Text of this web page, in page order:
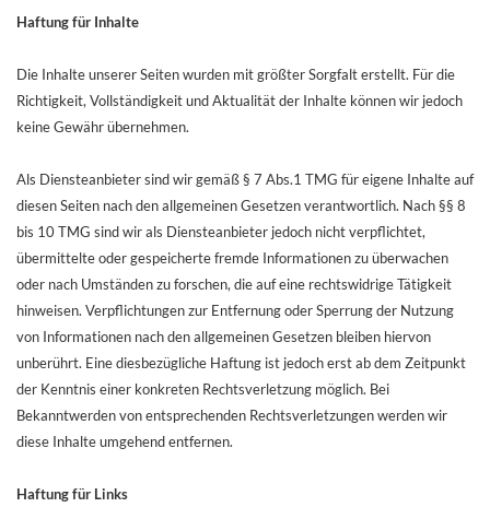
Haftung für Inhalte
Die Inhalte unserer Seiten wurden mit größter Sorgfalt erstellt. Für die
Richtigkeit, Vollständigkeit und Aktualität der Inhalte können wir jedoch
keine Gewähr übernehmen.
Als Diensteanbieter sind wir gemäß § 7 Abs.1 TMG für eigene Inhalte auf
diesen Seiten nach den allgemeinen Gesetzen verantwortlich. Nach §§ 8
bis 10 TMG sind wir als Diensteanbieter jedoch nicht verpflichtet,
übermittelte oder gespeicherte fremde Informationen zu überwachen
oder nach Umständen zu forschen, die auf eine rechtswidrige Tätigkeit
hinweisen. Verpflichtungen zur Entfernung oder Sperrung der Nutzung
von Informationen nach den allgemeinen Gesetzen bleiben hiervon
unberührt. Eine diesbezügliche Haftung ist jedoch erst ab dem Zeitpunkt
der Kenntnis einer konkreten Rechtsverletzung möglich. Bei
Bekanntwerden von entsprechenden Rechtsverletzungen werden wir
diese Inhalte umgehend entfernen.
Haftung für Links